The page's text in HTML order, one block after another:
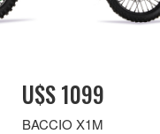
U$S 1099
BACCIO X1M